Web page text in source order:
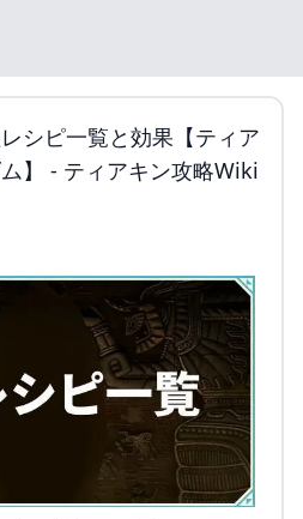
ィアキン
アキン 祠
アキン 攻略
シピ一覧と効果【ティア
】 - ティアキン攻略Wiki